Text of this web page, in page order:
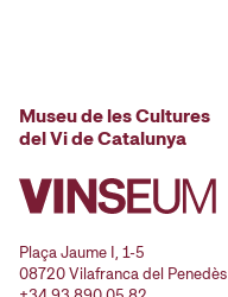
Museu de les Cultures
del Vi de Catalunya
Plaça Jaume I, 1-5
08720 Vilafranca del Penedès